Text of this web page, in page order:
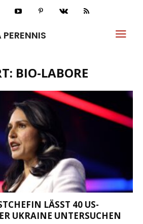
BIO-LABORE
LÄSST 40 US-
UKRAINE UNTERSUCHEN